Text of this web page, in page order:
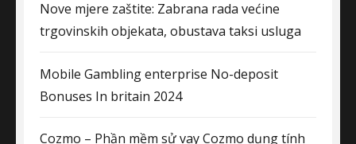
Nove mjere zaštite: Zabrana rada većine
trgovinskih objekata, obustava taksi usluga
Mobile Gambling enterprise No-deposit
Bonuses In britain 2024
Cozmo – Phần mềm sử vay Cozmo dụng tính